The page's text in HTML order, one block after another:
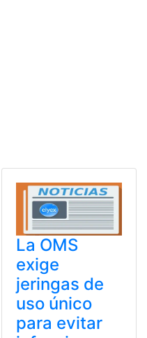
La OMS
exige
jeringas de
uso único
para evitar